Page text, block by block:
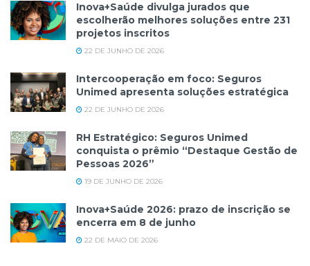
Inova+Saúde divulga jurados que
escolherão melhores soluções entre 231
projetos inscritos
22 DE JUNHO DE 2026
Intercooperação em foco: Seguros
Unimed apresenta soluções estratégica
22 DE JUNHO DE 2026
RH Estratégico: Seguros Unimed
conquista o prêmio “Destaque Gestão de
Pessoas 2026”
19 DE JUNHO DE 2026
Inova+Saúde 2026: prazo de inscrição se
encerra em 8 de junho
22 DE MAIO DE 2026